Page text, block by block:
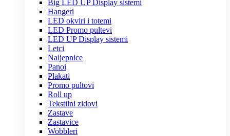
Big LED UP Display sistemi
Hangeri
LED okviri i totemi
LED Promo pultevi
LED UP Display sistemi
Letci
Naljepnice
Panoi
Plakati
Promo pultovi
Roll up
Tekstilni zidovi
Zastave
Zastavice
Wobbleri